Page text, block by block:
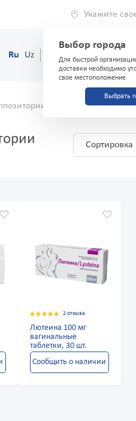
Укажите
Выбор города
Для быстрой
доставки необходимо
свое местоположение
Выбрать
Ru Uz (71) 200-03-03
Аналоги и
Сортировка
2 отзыва
Лютеина 100 мг
вагинальные
таблетки, 30 шт.
Сообщить о наличии